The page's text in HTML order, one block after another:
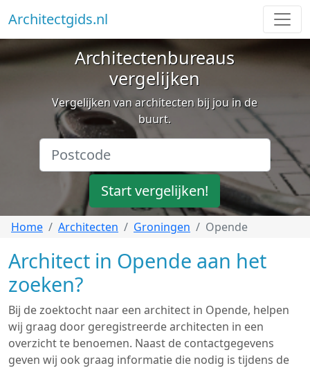
Architectgids.nl
Architectenbureaus
vergelijken
Vergelijken van architecten bij jou in de
buurt.
Start vergelijken!
Home Architecten Groningen Opende
Architect in Opende aan het
zoeken?
Bij de zoektocht naar een architect in Opende, helpen
wij graag door geregistreerde architecten in een
overzicht te benoemen. Naast de contactgegevens
geven wij ook graag informatie die nodig is tijdens de